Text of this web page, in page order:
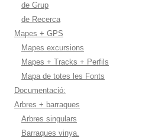
de Grup
de Recerca
Mapes + GPS
Mapes excursions
Mapes + Tracks + Perfils
Mapa de totes les Fonts
Documentació:
Arbres + barraques
Arbres singulars
Barraques vinya.